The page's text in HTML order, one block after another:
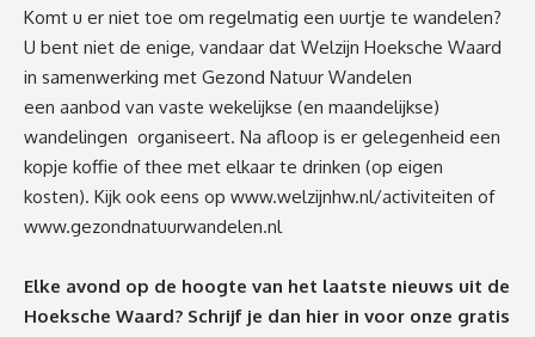
Komt u er niet toe om regelmatig een uurtje te wandelen?
U bent niet de enige, vandaar dat Welzijn Hoeksche Waard
in samenwerking met Gezond Natuur Wandelen
een aanbod van vaste wekelijkse (en maandelijkse)
wandelingen organiseert. Na afloop is er gelegenheid een
kopje koffie of thee met elkaar te drinken (op eigen
kosten). Kijk ook eens op www.welzijnhw.nl/activiteiten of
www.gezondnatuurwandelen.nl
Elke avond op de hoogte van het laatste nieuws uit de
Hoeksche Waard? Schrijf je dan hier in voor onze gratis